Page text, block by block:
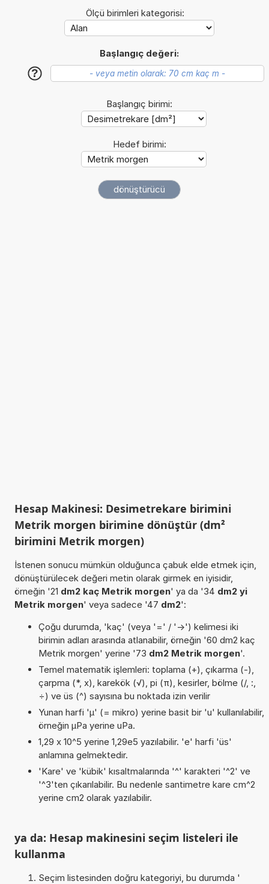
Ölçü birimleri kategorisi:
Başlangıç değeri:
?
Başlangıç birimi:
Hedef birimi:
Hesap Makinesi: Desimetrekare birimini
Metrik morgen birimine dönüştür (dm²
birimini Metrik morgen)
İstenen sonucu mümkün olduğunca çabuk elde etmek için,
dönüştürülecek değeri metin olarak girmek en iyisidir,
örneğin '21 dm2 kaç Metrik morgen' ya da '34 dm2 yi
Metrik morgen' veya sadece '47 dm2':
Çoğu durumda, 'kaç' (veya '=' / '->') kelimesi iki
birimin adları arasında atlanabilir, örneğin '60 dm2 kaç
Metrik morgen' yerine '73 dm2 Metrik morgen'.
Temel matematik işlemleri: toplama (+), çıkarma (-),
çarpma (*, x), karekök (√), pi (π), kesirler, bölme (/, :,
÷) ve üs (^) sayısına bu noktada izin verilir
Yunan harfi 'µ' (= mikro) yerine basit bir 'u' kullanılabilir,
örneğin µPa yerine uPa.
1,29 x 10^5 yerine 1,29e5 yazılabilir. 'e' harfi 'üs'
anlamına gelmektedir.
'Kare' ve 'kübik' kısaltmalarında '^' karakteri '^2' ve
'^3'ten çıkarılabilir. Bu nedenle santimetre kare cm^2
yerine cm2 olarak yazılabilir.
ya da: Hesap makinesini seçim listeleri ile
kullanma
Seçim listesinden doğru kategoriyi, bu durumda '